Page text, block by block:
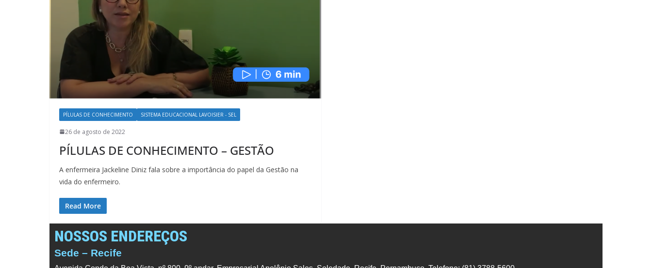
PÍLULAS DE CONHECIMENTO SISTEMA EDUCACIONAL LAVOISIER - SEL
26 de agosto de 2022
PÍLULAS DE CONHECIMENTO – GESTÃO
A enfermeira Jackeline Diniz fala sobre a importância do papel da Gestão na
vida do enfermeiro.
Read More
NOSSOS ENDEREÇOS
Sede – Recife